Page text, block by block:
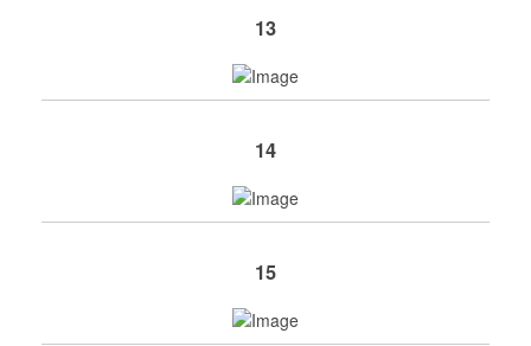
13
14
15